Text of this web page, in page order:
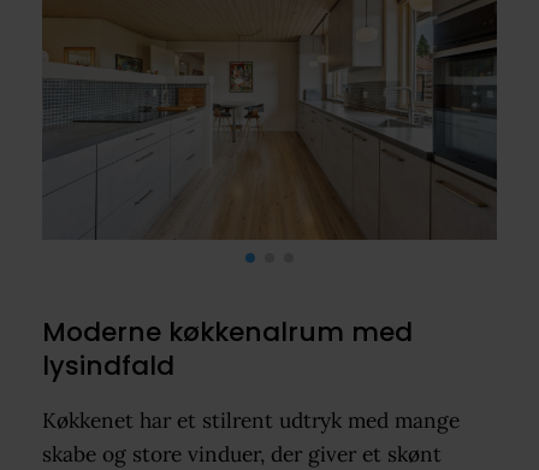
Moderne køkkenalrum med
lysindfald
Køkkenet har et stilrent udtryk med mange
skabe og store vinduer, der giver et skønt